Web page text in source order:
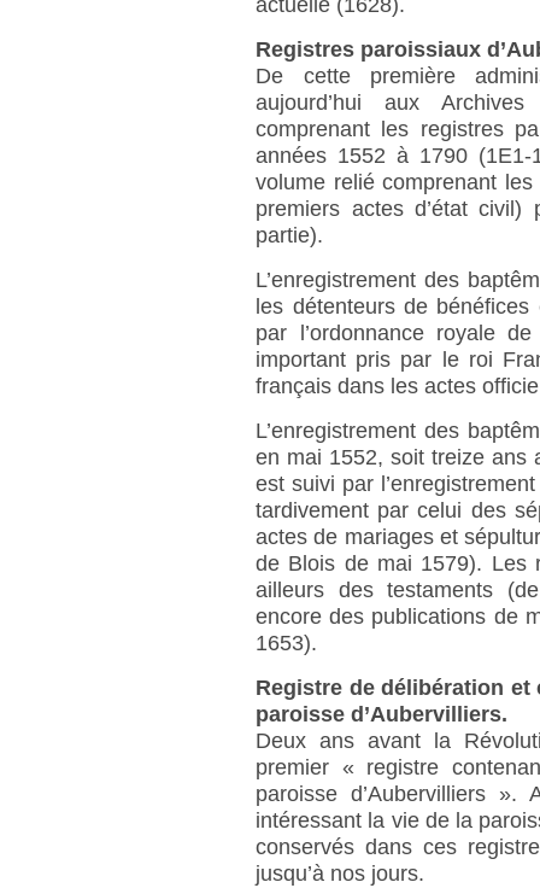
actuelle (1628).
Registres paroissiaux
De cette première
aujourd’hui aux
comprenant les registres
années 1552 à 1790
volume relié comprenant
premiers actes d’état
partie).
L’enregistrement des
les détenteurs de
par l’ordonnance royale
important pris par le roi
français dans les actes
L’enregistrement des
en mai 1552, soit treize ans
est suivi par
tardivement par celui des
actes de mariages et
de Blois de mai 1579). Les
ailleurs des testaments
encore des publications de
1653).
Registre de délibération
paroisse d’Aubervilliers.
Deux ans avant la
premier « registre
paroisse d’Aubervilliers
intéressant la vie de la
conservés dans ces
jusqu’à nos jours.